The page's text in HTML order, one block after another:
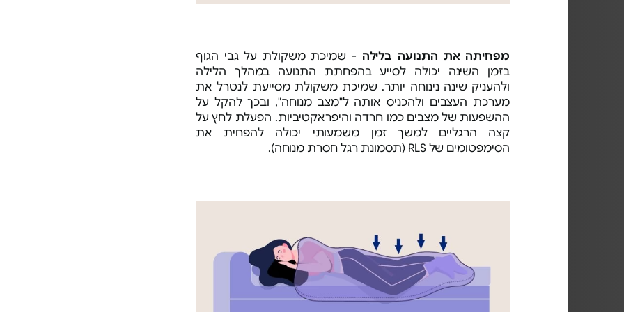
מפחיתה את התנועה בלילה - שמיכת משקולת על גבי הגוף
בזמן השינה יכולה לסייע בהפחתת התנועה במהלך הלילה
ולהעניק שינה נינוחה יותר. שמיכת משקולת מסייעת לנטרל את
מערכת העצבים ולהכניס אותה ל"מצב מנוחה", ובכך להקל על
ההשפעות של מצבים כמו חרדה והיפראקטיביות. הפעלת לחץ על
קצה הרגליים למשך זמן משמעותי יכולה להפחית את
הסימפטומים של RLS (תסמונת רגל חסרת מנוחה).